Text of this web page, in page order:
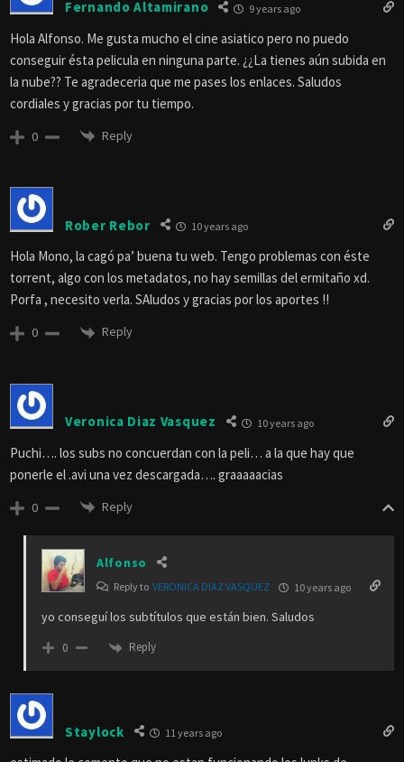
Fernando Altamirano 9 years ago
Hola Alfonso. Me gusta mucho el cine asiatico pero no puedo
conseguir ésta pelicula en ninguna parte. ¿¿La tienes aún subida en
la nube?? Te agradeceria que me pases los enlaces. Saludos
cordiales y gracias por tu tiempo.
0 Reply
Rober Rebor 10 years ago
Hola Mono, la cagó pa’ buena tu web. Tengo problemas con éste
torrent, algo con los metadatos, no hay semillas del ermitaño xd.
Porfa , necesito verla. SAludos y gracias por los aportes !!
0 Reply
Veronica Diaz Vasquez 10 years ago
Puchi…. los subs no concuerdan con la peli… a la que hay que
ponerle el .avi una vez descargada…. graaaaacias
0 Reply
Alfonso
Reply to VERONICA DIAZ VASQUEZ 10 years ago
yo conseguí los subtítulos que están bien. Saludos
0 Reply
Staylock 11 years ago